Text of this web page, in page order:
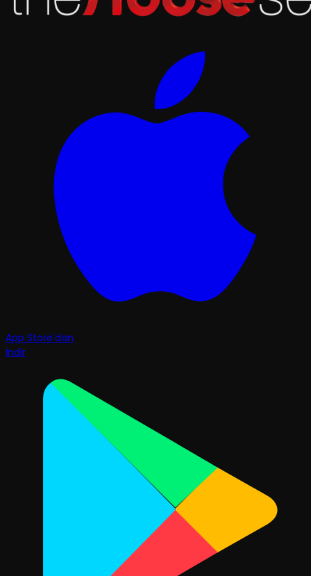
App Store'dan
İndir